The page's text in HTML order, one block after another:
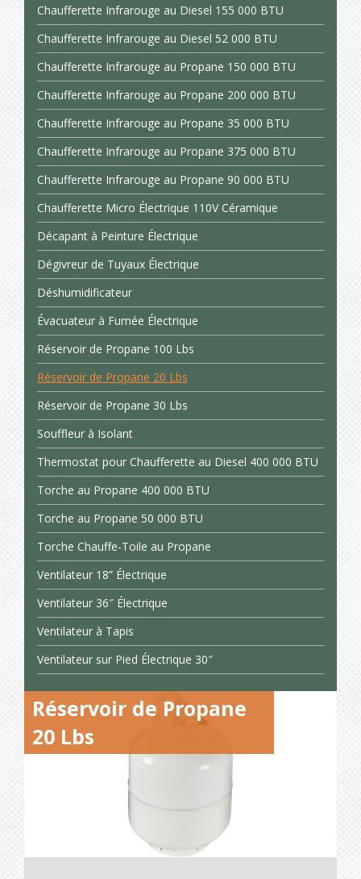
Chaufferette Infrarouge au Diesel 155 000 BTU
Chaufferette Infrarouge au Diesel 52 000 BTU
Chaufferette Infrarouge au Propane 150 000 BTU
Chaufferette Infrarouge au Propane 200 000 BTU
Chaufferette Infrarouge au Propane 35 000 BTU
Chaufferette Infrarouge au Propane 375 000 BTU
Chaufferette Infrarouge au Propane 90 000 BTU
Chaufferette Micro Électrique 110V Céramique
Décapant à Peinture Électrique
Dégivreur de Tuyaux Électrique
Déshumidificateur
Évacuateur à Fumée Électrique
Réservoir de Propane 100 Lbs
Réservoir de Propane 20 Lbs
Réservoir de Propane 30 Lbs
Souffleur à Isolant
Thermostat pour Chaufferette au Diesel 400 000 BTU
Torche au Propane 400 000 BTU
Torche au Propane 50 000 BTU
Torche Chauffe-Toile au Propane
Ventilateur 18” Électrique
Ventilateur 36″ Électrique
Ventilateur à Tapis
Ventilateur sur Pied Électrique 30″
Réservoir de Propane
20 Lbs